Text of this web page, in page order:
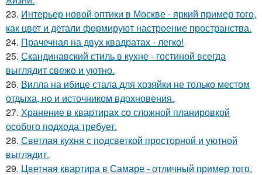
23. Интерьер новой оптики в Москве - яркий пример того,
как цвет и детали формируют настроение пространства.
24. Прачечная на двух квадратах - легко!
25. Скандинавский стиль в кухне - гостиной всегда
выглядит свежо и уютно.
26. Вилла на ибице стала для хозяйки не только местом
отдыха, но и источником вдохновения.
27. Хранение в квартирах со сложной планировкой
особого подхода требует.
28. Светлая кухня с подсветкой просторной и уютной
выглядит.
29. Цветная квартира в Самаре - отличный пример того,